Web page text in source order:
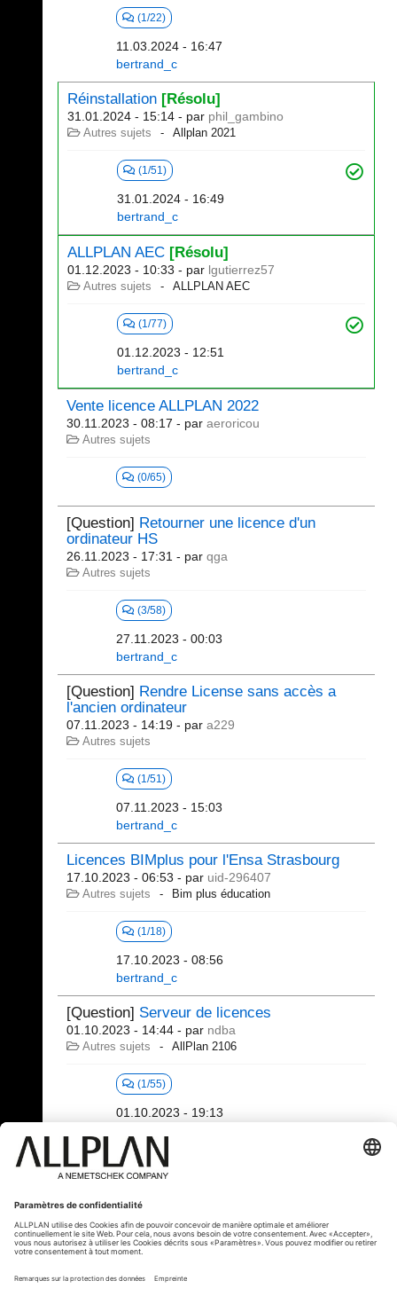
(1/22)
11.03.2024 - 16:47
bertrand_c
Réinstallation [Résolu]
31.01.2024 - 15:14 - par phil_gambino
Autres sujets Allplan 2021
(1/51)
31.01.2024 - 16:49
bertrand_c
ALLPLAN AEC [Résolu]
01.12.2023 - 10:33 - par lgutierrez57
Autres sujets ALLPLAN AEC
(1/77)
01.12.2023 - 12:51
bertrand_c
Vente licence ALLPLAN 2022
30.11.2023 - 08:17 - par aeroricou
Autres sujets
(0/65)
[Question] Retourner une licence d'un
ordinateur HS
26.11.2023 - 17:31 - par qga
Autres sujets
(3/58)
27.11.2023 - 00:03
bertrand_c
[Question] Rendre License sans accès a
l'ancien ordinateur
07.11.2023 - 14:19 - par a229
Autres sujets
(1/51)
07.11.2023 - 15:03
bertrand_c
Licences BIMplus pour l'Ensa Strasbourg
17.10.2023 - 06:53 - par uid-296407
Autres sujets Bim plus éducation
(1/18)
17.10.2023 - 08:56
bertrand_c
[Question] Serveur de licences
01.10.2023 - 14:44 - par ndba
Autres sujets AllPlan 2106
(1/55)
01.10.2023 - 19:13
21 - 40 (106)